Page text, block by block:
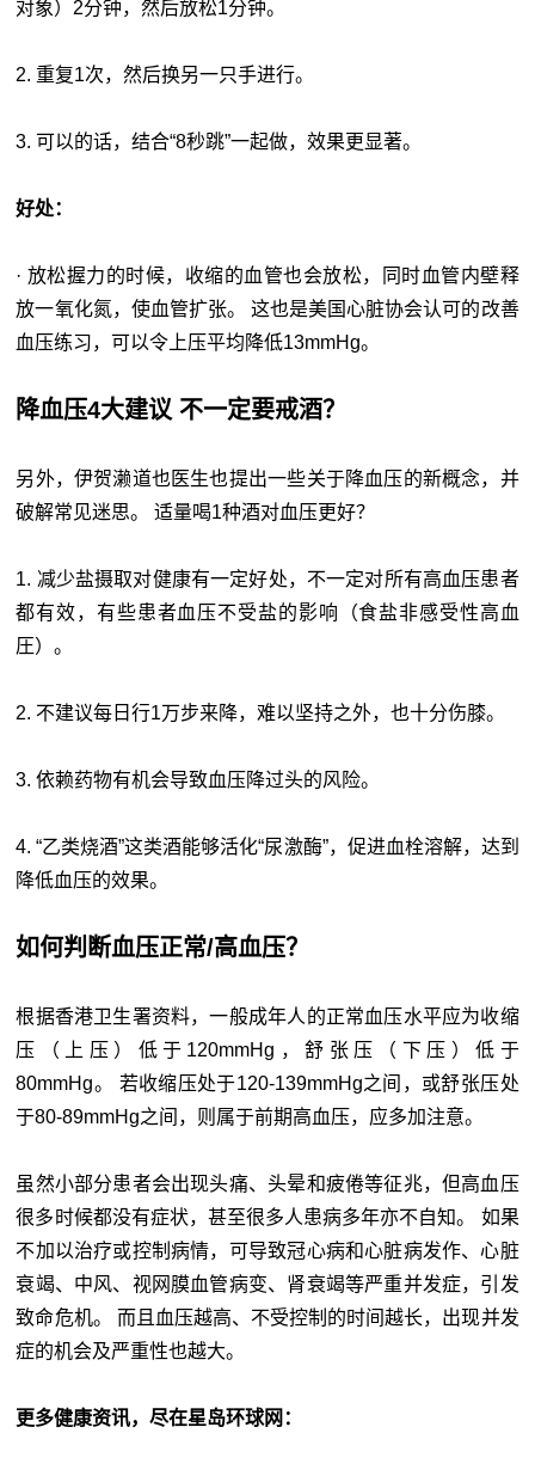
对象）2分钟，然后放松1分钟。
2. 重复1次，然后换另一只手进行。
3. 可以的话，结合“8秒跳”一起做，效果更显著。
好处：
· 放松握力的时候，收缩的血管也会放松，同时血管内壁释
放一氧化氮，使血管扩张。 这也是美国心脏协会认可的改善
血压练习，可以令上压平均降低13mmHg。
降血压4大建议 不一定要戒酒？
另外，伊贺濑道也医生也提出一些关于降血压的新概念，并
破解常见迷思。 适量喝1种酒对血压更好？
1. 减少盐摄取对健康有一定好处，不一定对所有高血压患者
都有效，有些患者血压不受盐的影响（食盐非感受性高血
圧）。
2. 不建议每日行1万步来降，难以坚持之外，也十分伤膝。
3. 依赖药物有机会导致血压降过头的风险。
4. “乙类烧酒”这类酒能够活化“尿激酶”，促进血栓溶解，达到
降低血压的效果。
如何判断血压正常/高血压？
根据香港卫生署资料，一般成年人的正常血压水平应为收缩
压（上压）低于120mmHg，舒张压（下压）低于
80mmHg。 若收缩压处于120-139mmHg之间，或舒张压处
于80-89mmHg之间，则属于前期高血压，应多加注意。
虽然小部分患者会出现头痛、头晕和疲倦等征兆，但高血压
很多时候都没有症状，甚至很多人患病多年亦不自知。 如果
不加以治疗或控制病情，可导致冠心病和心脏病发作、心脏
衰竭、中风、视网膜血管病变、肾衰竭等严重并发症，引发
致命危机。 而且血压越高、不受控制的时间越长，出现并发
症的机会及严重性也越大。
更多健康资讯，尽在星岛环球网：